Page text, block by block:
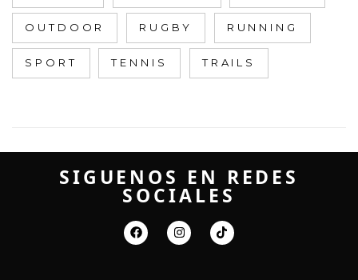
OUTDOOR RUGBY RUNNING
SPORT TENNIS TRAILS
SIGUENOS EN REDES
SOCIALES